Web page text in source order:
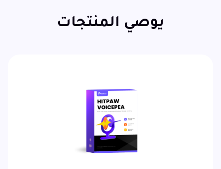
يوصي المنتجات